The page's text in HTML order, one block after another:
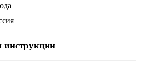
инструкции